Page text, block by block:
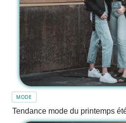
MODE
Tendance mode du printemps